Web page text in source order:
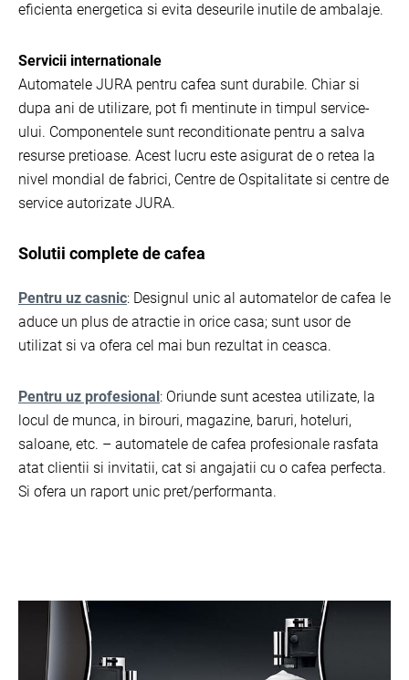
eficienta energetica si evita deseurile inutile de ambalaje.
Servicii internationale
Automatele JURA pentru cafea sunt durabile. Chiar si
dupa ani de utilizare, pot fi mentinute in timpul service-
ului. Componentele sunt reconditionate pentru a salva
resurse pretioase. Acest lucru este asigurat de o retea la
nivel mondial de fabrici, Centre de Ospitalitate si centre de
service autorizate JURA.
Solutii complete de cafea
Pentru uz casnic: Designul unic al automatelor de cafea le
aduce un plus de atractie in orice casa; sunt usor de
utilizat si va ofera cel mai bun rezultat in ceasca.
Pentru uz profesional : Oriunde sunt acestea utilizate, la
locul de munca, in birouri, magazine, baruri, hoteluri,
saloane, etc. – automatele de cafea profesionale rasfata
atat clientii si invitatii, cat si angajatii cu o cafea perfecta.
Si ofera un raport unic pret/performanta.